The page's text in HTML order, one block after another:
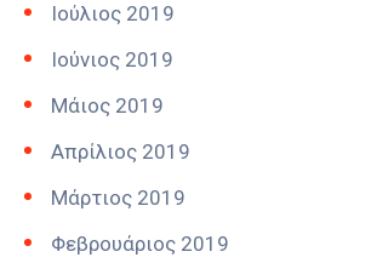
Ιούλιος 2019
Ιούνιος 2019
Μάιος 2019
Απρίλιος 2019
Μάρτιος 2019
Φεβρουάριος 2019